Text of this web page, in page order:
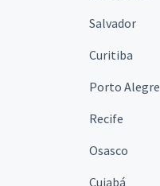
Salvador
Curitiba
Porto Alegre
Recife
Osasco
Cuiabá